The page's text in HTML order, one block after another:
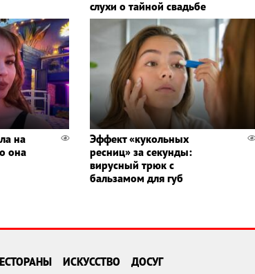
слухи о тайной свадьбе
на
она
Эффект «кукольных
ресниц» за секунды:
вирусный трюк с
бальзамом для губ
ИСКУССТВО ДОСУГ